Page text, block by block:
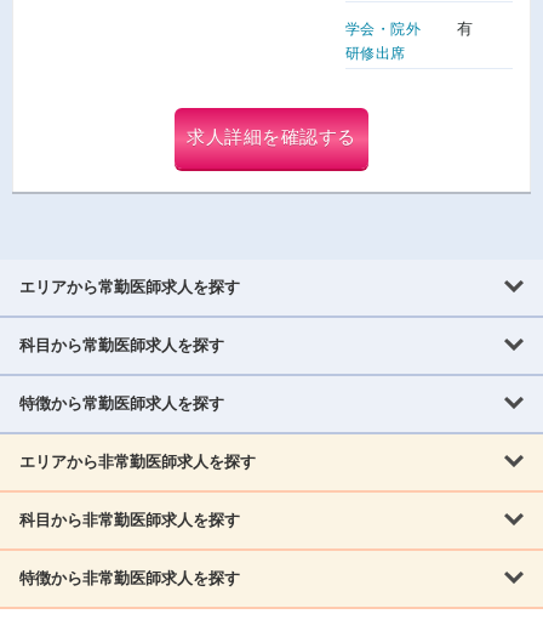
学会・院外
研修出席
有
求人詳細を確認する
エリアから常勤医師求人を探す
北海道・東北
北海道 青森県 岩手県
茨城県 栃木県 群馬県
神奈川県 山梨県
北信越
科目から常勤医師求人を探す
内科系
消化器科 呼吸器科
リウマチ科 外科 消化器外科
脳神経外科 乳腺外科 泌尿器科 整形外科 形成外科
特徴から常勤医師求人を探す
救急対応なし 女性医師歓迎
施設長募集 年齢不問 外来のみ
エリアから非常勤医師求人を探す
北海道・東北
北海道 青森県 岩手県
科目から非常勤医師求人を探す
内科系
特徴から非常勤医師求人を探す